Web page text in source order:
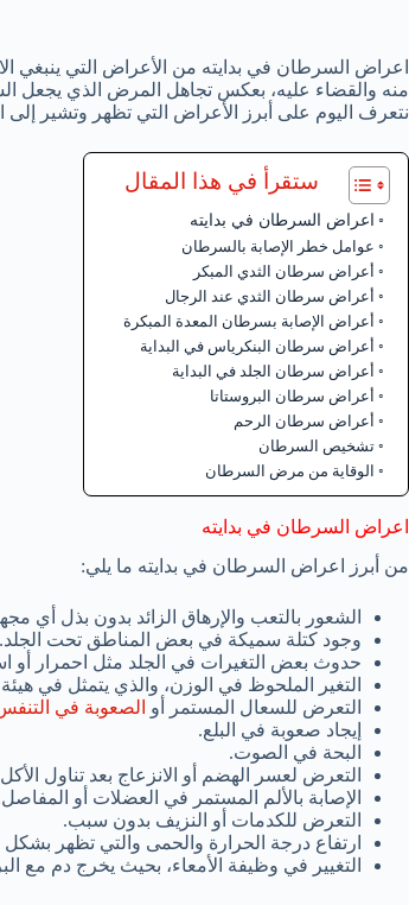
اعراض السرطان في بدايته من الأعراض التي ينبغي
منه والقضاء عليه، بعكس تجاهل المرض الذي يجعل
نتعرف اليوم على أبرز الأعراض التي تظهر وتشير إلى
ستقرأ في هذا المقال
اعراض السرطان في بدايته
عوامل خطر الإصابة بالسرطان
أعراض سرطان الثدي المبكر
أعراض سرطان الثدي عند الرجال
أعراض الإصابة بسرطان المعدة المبكرة
أعراض سرطان البنكرياس في البداية
أعراض سرطان الجلد في البداية
أعراض سرطان البروستاتا
أعراض سرطان الرحم
تشخيص السرطان
الوقاية من مرض السرطان
اعراض السرطان في بدايته
من أبرز اعراض السرطان في بدايته ما يلي:
الشعور بالتعب والإرهاق الزائد بدون بذل أي
وجود كتلة سميكة في بعض المناطق تحت الجلد.
حدوث بعض التغيرات في الجلد مثل احمرار أو
التغير الملحوظ في الوزن، والذي يتمثل في
التعرض للسعال المستمر أو الصعوبة في
إيجاد صعوبة في البلع.
البحة في الصوت.
التعرض لعسر الهضم أو الانزعاج بعد تناول
الإصابة بالألم المستمر في العضلات أو
التعرض للكدمات أو النزيف بدون سبب.
ارتفاع درجة الحرارة والحمى والتي تظهر
التغيير في وظيفة الأمعاء، بحيث يخرج دم مع